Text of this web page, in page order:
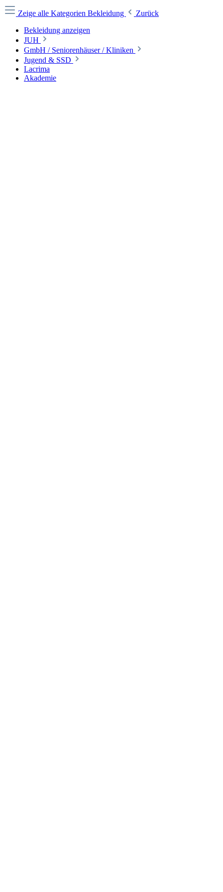
Zeige alle Kategorien Bekleidung
Zurück
Bekleidung anzeigen
JUH
GmbH / Seniorenhäuser / Kliniken
Jugend & SSD
Lacrima
Akademie